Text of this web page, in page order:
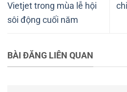
Vietjet trong mùa lễ hội
sôi động cuối năm
BÀI ĐĂNG LIÊN QUAN